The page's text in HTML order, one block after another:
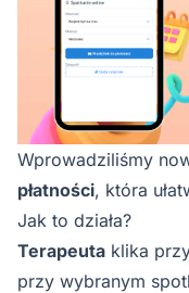
Wprowadziliśmy
płatności, która
Jak to działa?
Terapeuta klika
przy wybranym